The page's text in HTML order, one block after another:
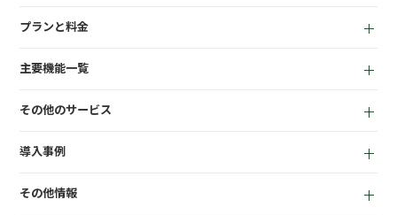
アパレル向け
プランと料金
主要機能一覧
EC機能
KPI管理機能
その他のサービス
質機能
導入事例
その他情報